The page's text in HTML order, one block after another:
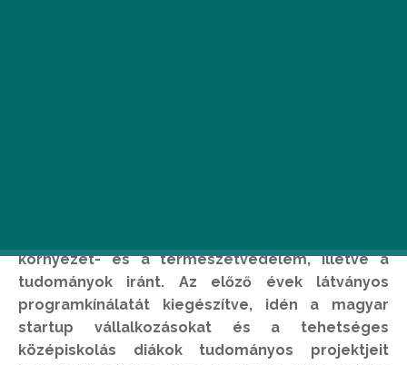
környezet- és a természetvédelem, illetve a
tudományok iránt. Az előző évek látványos
programkínálatát kiegészítve, idén a magyar
startup vállalkozásokat és a tehetséges
középiskolás diákok tudományos projektjeit